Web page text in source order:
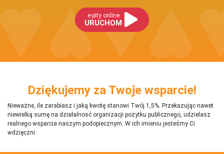
e-pity online
URUCHOM
Dziękujemy za Twoje wsparcie!
Nieważne, ile zarabiasz i jaką kwotę stanowi Twój 1,5%. Przekazując nawet
niewielką sumę na działalnosć organizacji pożytku publicznego, udzielasz
realnego wsparcia naszym podopiecznym. W ich imieniu jesteśmy Ci
wdzięczni.